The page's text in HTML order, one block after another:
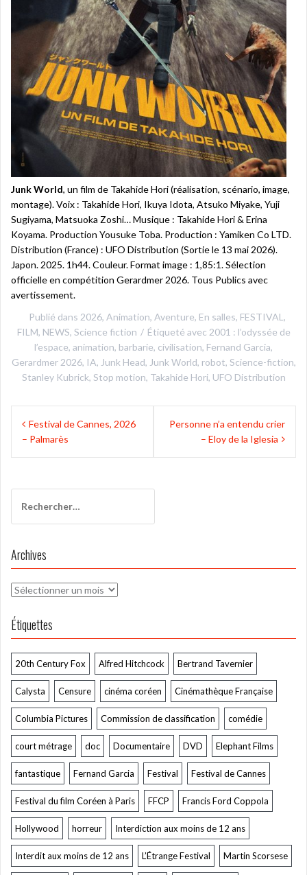
Junk World, un film de Takahide Hori (réalisation, scénario, image,
montage). Voix : Takahide Hori, Ikuya Idota, Atsuko Miyake, Yuji
Sugiyama, Matsuoka Zoshi… Musique : Takahide Hori & Erina
Koyama. Production Yousuke Toba. Production : Yamiken Co LTD.
Distribution (France) : UFO Distribution (Sortie le 13 mai 2026).
Japon. 2025. 1h44. Couleur. Format image : 1,85:1. Sélection
officielle en compétition Gerardmer 2026. Tous Publics avec
avertissement.
Publié dans 2026, Animation, Aventure, En salles, FESTIVAL ,
FILM, NEWS, Science fiction Étiqueté avec 2001 : l’odyssée de
l’espace, animation, barbarie, civilisation, Fernand Garcia,
Gerardmer 2026, IA, Junk Head, Junk World, robot, Science-fiction,
Stanley Kubrick, Stop motion, Takahide Hori, UFO Distribution
Navigation
deFestival de Cannes, 2026
– Palmarès
Personne n’a entendu crier
– Eloy de la Iglesia
Archives
Archives
Étiquettes
20th Century Fox Alfred Hitchcock Bertrand Tavernier
Calysta Censure cinéma coréen Cinémathèque Française
Columbia Pictures Commission de classification comédie
court métrage doc Documentaire DVD Elephant Films
fantastique Fernand Garcia Festival Festival de Cannes
Festival du film Coréen à Paris FFCP Francis Ford Coppola
Hollywood horreur Interdiction aux moins de 12 ans
Interdit aux moins de 12 ans L’Étrange Festival Martin Scorsese